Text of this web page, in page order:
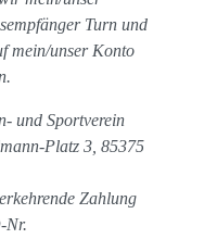
Turn und
mein/unser Konto
und Sportverein
Platz 3, 85375
Zahlung
Nr.